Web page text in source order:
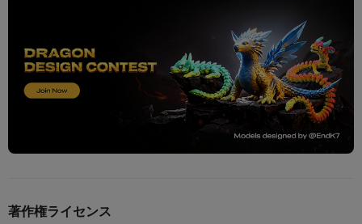
著作権ライセンス